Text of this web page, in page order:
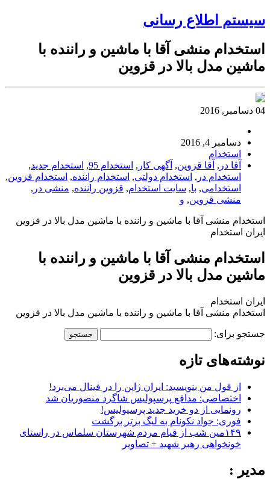
سیستم اطلاع رسانی
استخدام منشی آقا با ماشین و راننده با
ماشین مدل بالا در قزوین
04 دسامبر, 2016
دسامبر 4, 2016
استخدام
آقا در , آقا قزوین, آگهی کار , استخدام 95 , استخدام جدید,
استخدام در , استخدام دولتی, استخدام راننده, استخدام قزوین,
استخدامی, با, سایت استخدام, قزوین راننده, منشی در ,
منشی قزوین, و
استخدام منشی آقا با ماشین و راننده با ماشین مدل بالا در قزوین
ایران استخدام
استخدام منشی آقا با ماشین و راننده با
ماشین مدل بالا در قزوین
ایران استخدام
استخدام منشی آقا با ماشین و راننده با ماشین مدل بالا در قزوین
جستجو برای:
نوشته‌های تازه
از قول من بنویسید: ایران ژاپن را در فینال می‌برد!
اختصاصی: مدافع پرسپولیس شاگرد منصوریان شد
رونمایی از دو خرید جدید پرسپولیس!
فوری: جواد نکونام به لیگ برتر برگشت
۱۴۹مین شب از قیام مردم شهرستان سلماس در راستای
خونخواهی رهبر شهید + تصاویر
مدیر :